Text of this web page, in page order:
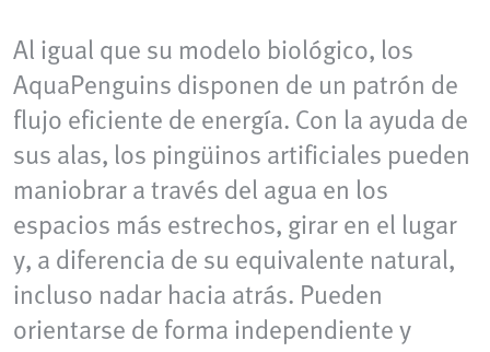
Al igual que su modelo biológico, los
AquaPenguins disponen de un patrón de
flujo eficiente de energía. Con la ayuda de
sus alas, los pingüinos artificiales pueden
maniobrar a través del agua en los
espacios más estrechos, girar en el lugar
y, a diferencia de su equivalente natural,
incluso nadar hacia atrás. Pueden
orientarse de forma independiente y